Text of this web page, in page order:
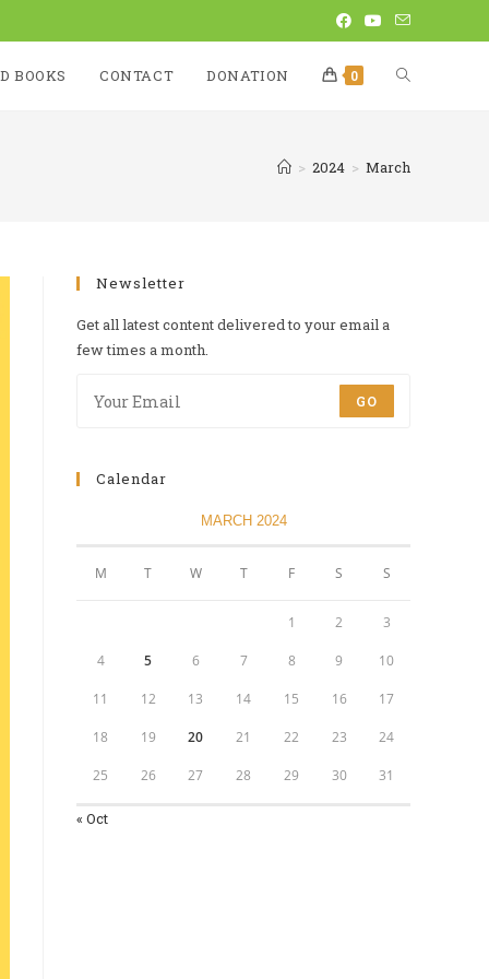
BOOKS CONTACT DONATION 0
> 2024 > March
Newsletter
Get all latest content delivered to your email a
few times a month.
GO
Calendar
MARCH 2024
M T W T F S S
1 2 3
4 5 6 7 8 9 10
11 12 13 14 15 16 17
18 19 20 21 22 23 24
25 26 27 28 29 30 31
« Oct